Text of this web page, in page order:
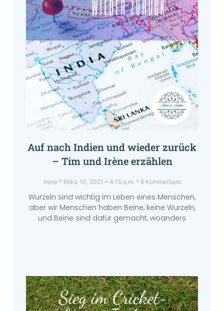
Auf nach Indien und wieder zurück
– Tim und Irène erzählen
Irene März 10, 2021 4:15 a.m. 6 Kommentare
Wurzeln sind wichtig im Leben eines Menschen,
aber wir Menschen haben Beine, keine Wurzeln,
und Beine sind dafür gemacht, woanders